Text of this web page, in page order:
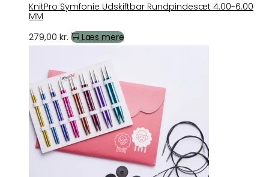
KnitPro Symfonie Udskiftbar Rundpindesæt 4.00-6.00
MM
279,00 kr. Læs mere